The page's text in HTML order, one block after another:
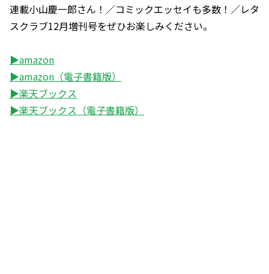
連載小山慶一郎さん！／コミックエッセイも多数！／レタ
スクラブ12月増刊号をぜひお楽しみください。
▶amazon
▶amazon（電子書籍版）
▶楽天ブックス
▶楽天ブックス（電子書籍版）